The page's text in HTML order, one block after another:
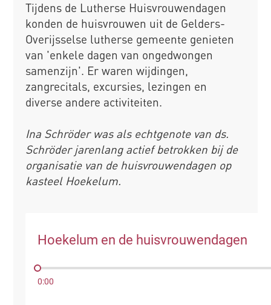
Tijdens de Lutherse Huisvrouwendagen
konden de huisvrouwen uit de Gelders-
Overijsselse lutherse gemeente genieten
van 'enkele dagen van ongedwongen
samenzijn'. Er waren wijdingen,
zangrecitals, excursies, lezingen en
diverse andere activiteiten.
Ina Schröder was als echtgenote van ds.
Schröder jarenlang actief betrokken bij de
organisatie van de huisvrouwendagen op
kasteel Hoekelum.
Hoekelum en de huisvrouwendagen
0:00